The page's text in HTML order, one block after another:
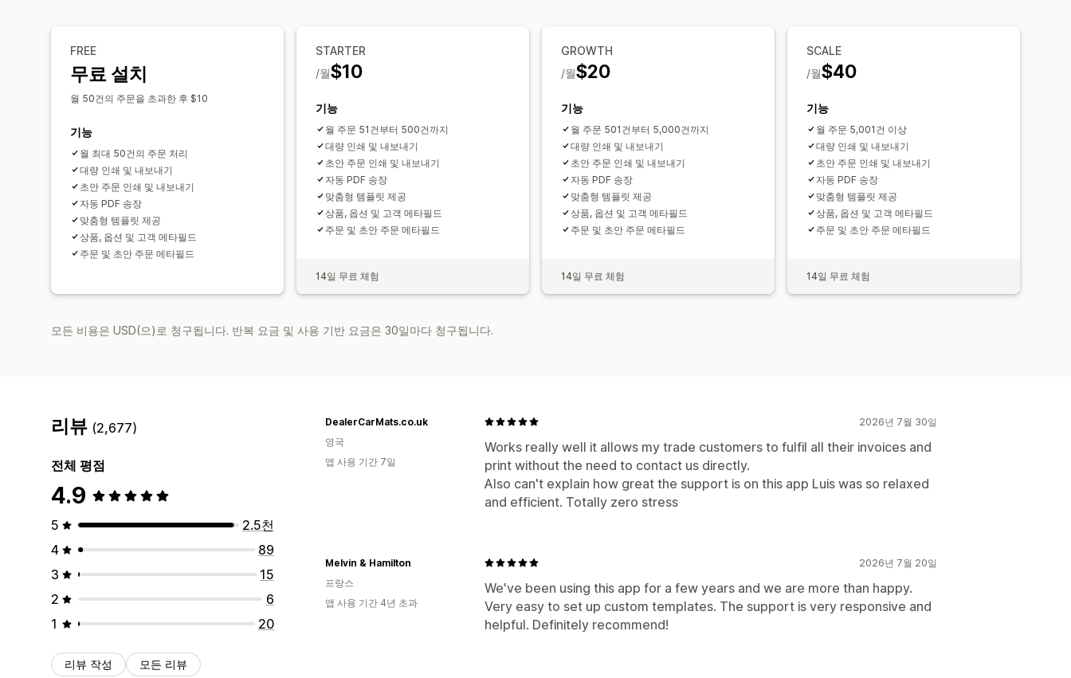
순차적 번호 매기기
FREE
무료 설치
월 50건의 주문을 초과한 후 $10
기능
월 최대 50건의 주문 처리
대량 인쇄 및 내보내기
초안 주문 인쇄 및 내보내기
자동 PDF 송장
맞춤형 템플릿 제공
상품, 옵션 및 고객 메타필드
주문 및 초안 주문 메타필드
STARTER
$10
/월
기능
월 주문 51건부터 500건까지
대량 인쇄 및 내보내기
초안 주문 인쇄 및 내보내기
자동 PDF 송장
맞춤형 템플릿 제공
상품, 옵션 및 고객 메타필드
주문 및 초안 주문 메타필드
14일 무료 체험
GROWTH
$20
/월
기능
월 주문 501건부터 5,000건까지
대량 인쇄 및 내보내기
초안 주문 인쇄 및 내보내기
자동 PDF 송장
맞춤형 템플릿 제공
상품, 옵션 및 고객 메타필드
주문 및 초안 주문 메타필드
14일 무료 체험
SCALE
$40
/월
기능
월 주문 5,001건 이상
대량 인쇄 및 내보내기
초안 주문 인쇄 및 내보내기
자동 PDF 송장
맞춤형 템플릿 제공
상품, 옵션 및 고객 메타필드
주문 및 초안 주문 메타필드
14일 무료 체험
모든 비용은 USD(으)로 청구됩니다. 반복 요금 및 사용 기반 요금은 30일마다 청구됩니다.
리뷰 (2,677)
전체 평점
4.9
5
2.5천
4
89
3
15
2
6
1
20
리뷰 작성 모든 리뷰
2026년 7월 30일
Works really well it allows my trade customers to fulfil all their invoices and
print without the need to contact us directly.
Also can't explain how great the support is on this app Luis was so relaxed
and efficient. Totally zero stress
DealerCarMats.co.uk
영국
앱 사용 기간 7일
2026년 7월 20일
We've been using this app for a few years and we are more than happy.
Very easy to set up custom templates. The support is very responsive and
helpful. Definitely recommend!
Melvin & Hamilton
프랑스
앱 사용 기간 4년 초과